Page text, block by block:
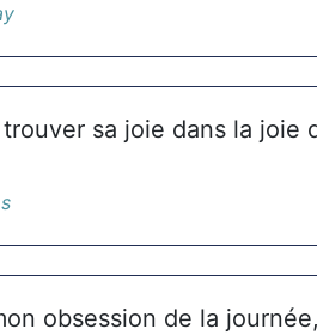
sa joie dans la joie
obsession de la